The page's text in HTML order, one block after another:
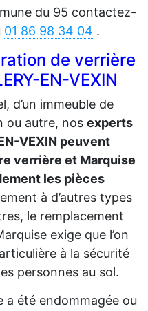
du 95 contactez-
01 86 98 34 04 .
de verrière
EN-VEXIN
d’un immeuble de
ou autre, nos experts
VEXIN peuvent
verrière et Marquise
les pièces
à d’autres types
le remplacement
exige que l’on
à la sécurité
personnes au sol.
a été endommagée ou